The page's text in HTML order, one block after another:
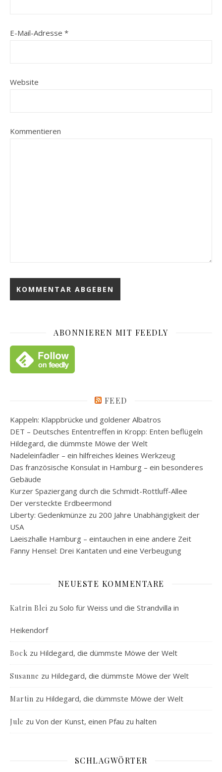
E-Mail-Adresse *
Website
Kommentieren
ABONNIEREN MIT FEEDLY
FEED
Kappeln: Klappbrücke und goldener Albatros
DET – Deutsches Ententreffen in Kropp: Enten beflügeln
Hildegard, die dümmste Möwe der Welt
Nadeleinfädler – ein hilfreiches kleines Werkzeug
Das französische Konsulat in Hamburg – ein besonderes
Gebäude
Kurzer Spaziergang durch die Schmidt-Rottluff-Allee
Der versteckte Erdbeermond
Liberty: Gedenkmünze zu 200 Jahre Unabhängigkeit der
USA
Laeiszhalle Hamburg – eintauchen in eine andere Zeit
Fanny Hensel: Drei Kantaten und eine Verbeugung
NEUESTE KOMMENTARE
Katrin Blei zu Solo für Weiss und die Strandvilla in
Heikendorf
Bock zu Hildegard, die dümmste Möwe der Welt
Susanne zu Hildegard, die dümmste Möwe der Welt
Martin zu Hildegard, die dümmste Möwe der Welt
Jule zu Von der Kunst, einen Pfau zu halten
SCHLAGWÖRTER